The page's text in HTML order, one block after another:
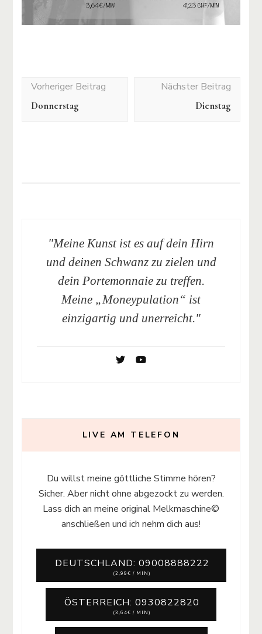
Post
Navigation
Donnerstag Dienstag
"Meine Kunst ist es auf dein Hirn
und deinen Schwanz zu zielen und
dein Portemonnaie zu treffen.
Meine „Moneypulation“ ist
einzigartig und unerreicht."
LIVE AM TELEFON
Du willst meine göttliche Stimme hören?
Sicher. Aber nicht ohne abgezockt zu werden.
Lass dich an meine original Melkmaschine©
anschließen und ich nehm dich aus!
DEUTSCHLAND: 09008888222
(2,99€ / MIN)
ÖSTERREICH: 0930822820
(3,64€ / MIN)